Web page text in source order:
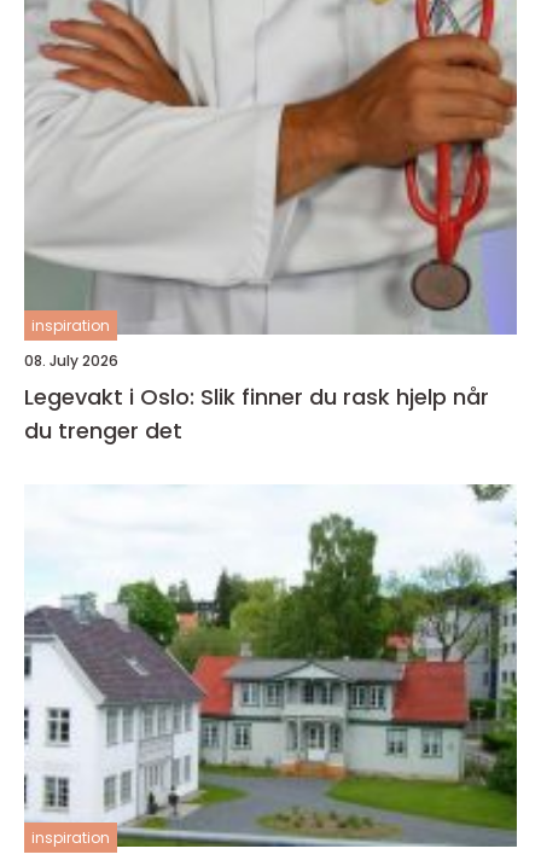
inspiration
08. July 2026
Legevakt i Oslo: Slik finner du rask hjelp når
du trenger det
inspiration